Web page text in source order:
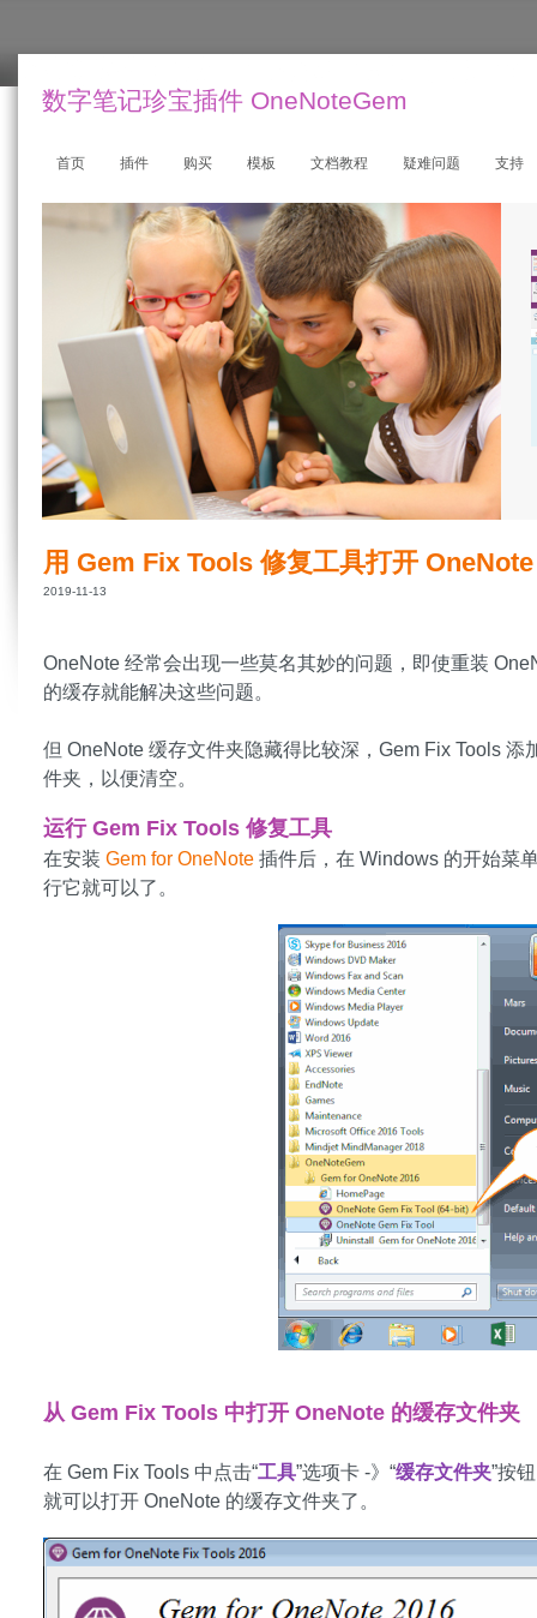
数字笔记珍宝插件 OneNoteGem
首页 插件 购买 模板 文档教程 疑难问题 支持
用 Gem Fix Tools 修复工具打开
2019-11-13
OneNote 经常会出现一些莫名其妙的问题，即使重装
的缓存就能解决这些问题。
但 OneNote 缓存文件夹隐藏得比较深，Gem Fix Tools
件夹，以便清空。
运行 Gem Fix Tools 修复工具
在安装 Gem for OneNote 插件后，在 Windows 的开始菜
行它就可以了。
从 Gem Fix Tools 中打开 OneNote 的缓存文件夹
在 Gem Fix Tools 中点击“工具”选项卡 -》“缓存文件夹”按
就可以打开 OneNote 的缓存文件夹了。